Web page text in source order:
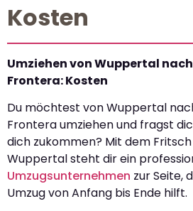
Kosten
Umziehen von Wuppertal
Frontera: Kosten
Du möchtest von Wuppertal
Frontera umziehen und fragst
dich zukommen? Mit dem
Wuppertal steht dir ein
Umzugsunternehmen zur Seite,
Umzug von Anfang bis Ende hilft.